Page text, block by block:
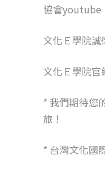
協會youtube
文化Ｅ學院
文化Ｅ學院官
* 我們期待您
旅！
* 台灣文化國